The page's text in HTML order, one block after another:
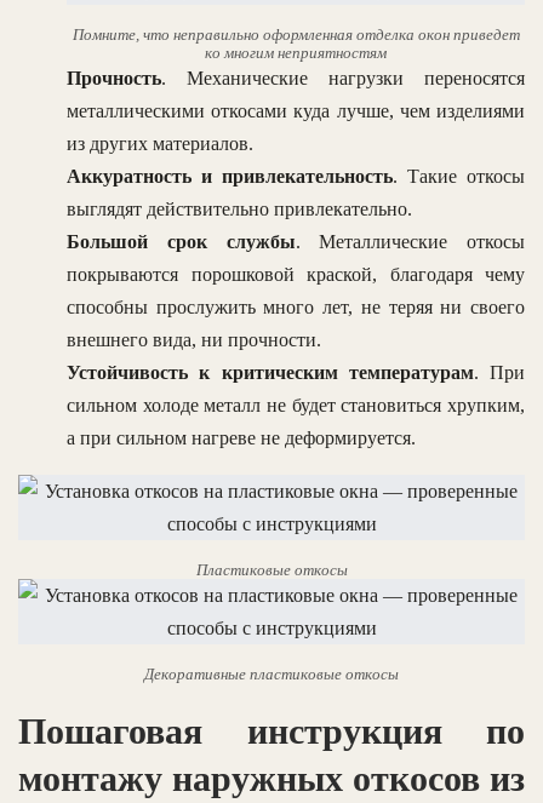
Помните, что неправильно оформленная отделка окон приведет
ко многим неприятностям
Прочность. Механические нагрузки переносятся
металлическими откосами куда лучше, чем изделиями
из других материалов.
Аккуратность и привлекательность. Такие откосы
выглядят действительно привлекательно.
Большой срок службы. Металлические откосы
покрываются порошковой краской, благодаря чему
способны прослужить много лет, не теряя ни своего
внешнего вида, ни прочности.
Устойчивость к критическим температурам. При
сильном холоде металл не будет становиться хрупким,
а при сильном нагреве не деформируется.
Пластиковые откосы
Декоративные пластиковые откосы
Пошаговая инструкция по
монтажу наружных откосов из